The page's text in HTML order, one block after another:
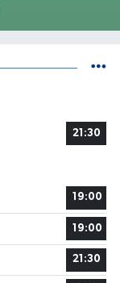
21:30
19:00
19:00
21:30